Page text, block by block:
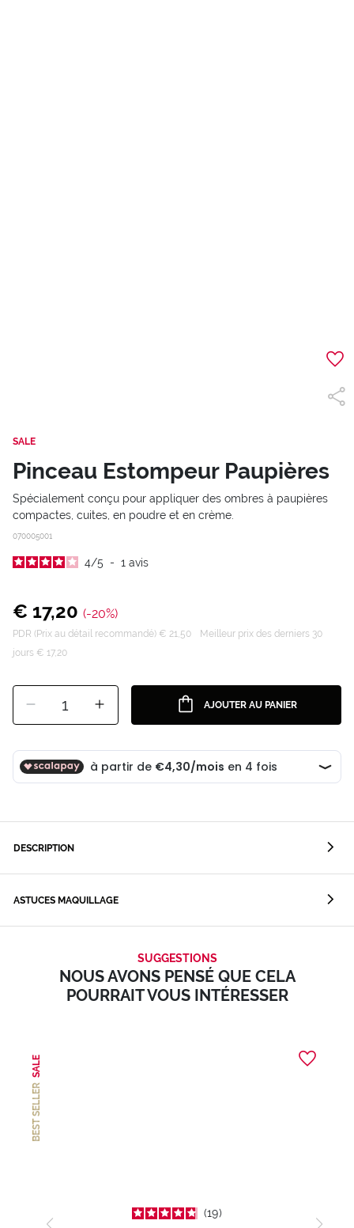
SALE
Pinceau Estompeur Paupières
Spécialement conçu pour appliquer des ombres à paupières
compactes, cuites, en poudre et en crème.
070005001
4/5 - 1 avis
€ 17,20 (-20%)
PDR (Prix au détail recommandé) € 21,50
Meilleur prix des derniers 30
jours € 17,20
1 AJOUTER AU PANIER
DESCRIPTION
ASTUCES MAQUILLAGE
SUGGESTIONS
NOUS AVONS PENSÉ QUE CELA
POURRAIT VOUS INTÉRESSER
BEST SELLER
SALE
19